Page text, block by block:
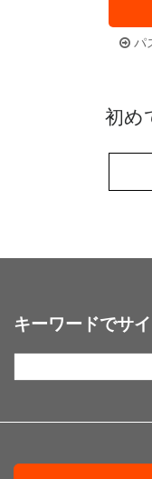
パ
初め
キーワードでサ